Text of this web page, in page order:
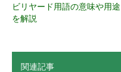
ビリヤード用語の意味や用途
を解説
関連記事